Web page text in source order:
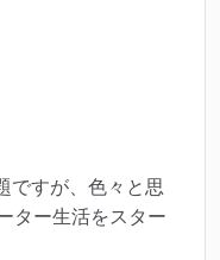
ですが、色々と思
ター生活をスター